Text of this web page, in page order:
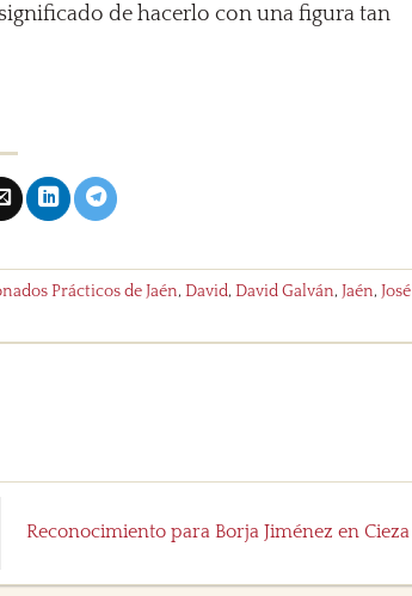
de hacerlo con una figura tan
Prácticos de Jaén,David,David Galván,Jaén,José
Reconocimiento para Borja Jiménez en Cieza